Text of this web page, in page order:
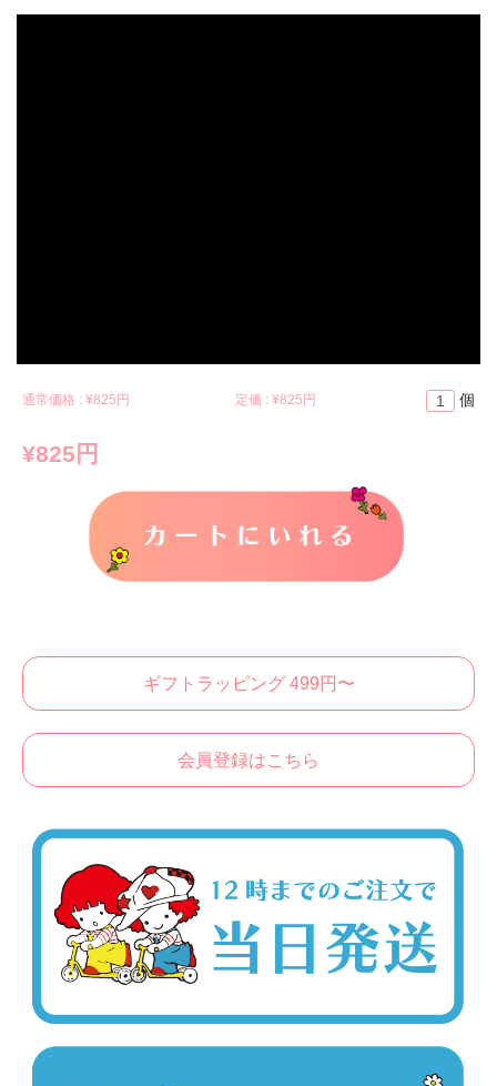
通常価格 : ¥825円 定価 : ¥825円
¥825円
個
カートに入れる
ギフトラッピング 499円〜
会員登録はこちら